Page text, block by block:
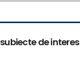
subiecte de interes